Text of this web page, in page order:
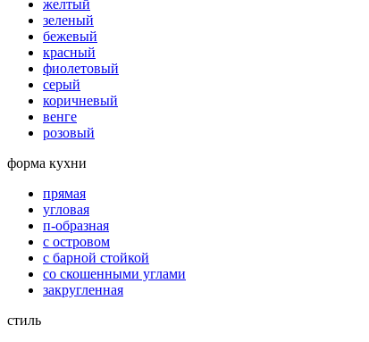
желтый
зеленый
бежевый
красный
фиолетовый
серый
коричневый
венге
розовый
форма кухни
прямая
угловая
п-образная
с островом
с барной стойкой
со скошенными углами
закругленная
стиль